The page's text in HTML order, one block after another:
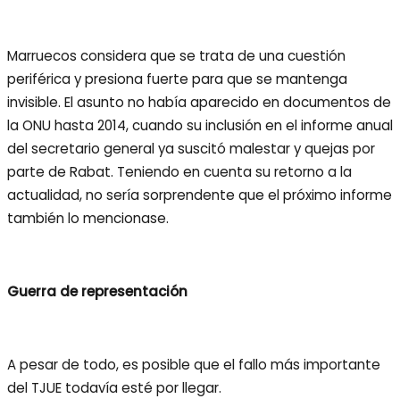
Marruecos considera que se trata de una cuestión
periférica y presiona fuerte para que se mantenga
invisible. El asunto no había aparecido en documentos de
la ONU hasta 2014, cuando su inclusión en el informe anual
del secretario general ya suscitó malestar y quejas por
parte de Rabat. Teniendo en cuenta su retorno a la
actualidad, no sería sorprendente que el próximo informe
también lo mencionase.
Guerra de representación
A pesar de todo, es posible que el fallo más importante
del TJUE todavía esté por llegar.